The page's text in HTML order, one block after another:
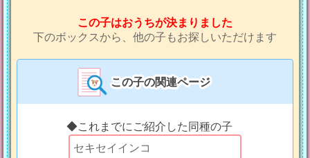
この子はおうちが決まりました
下のボックスから、他の子もお探しいただけます
この子の関連ページ
◆これまでにご紹介した同種の子